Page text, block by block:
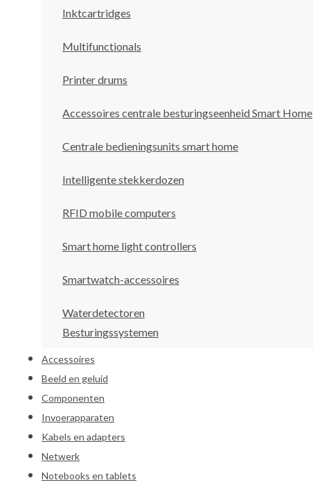
Inktcartridges
Multifunctionals
Printer drums
Accessoires centrale besturingseenheid Smart Home
Centrale bedieningsunits smart home
Intelligente stekkerdozen
RFID mobile computers
Smart home light controllers
Smartwatch-accessoires
Waterdetectoren
Besturingssystemen
Accessoires
Beeld en geluid
Componenten
Invoerapparaten
Kabels en adapters
Netwerk
Notebooks en tablets